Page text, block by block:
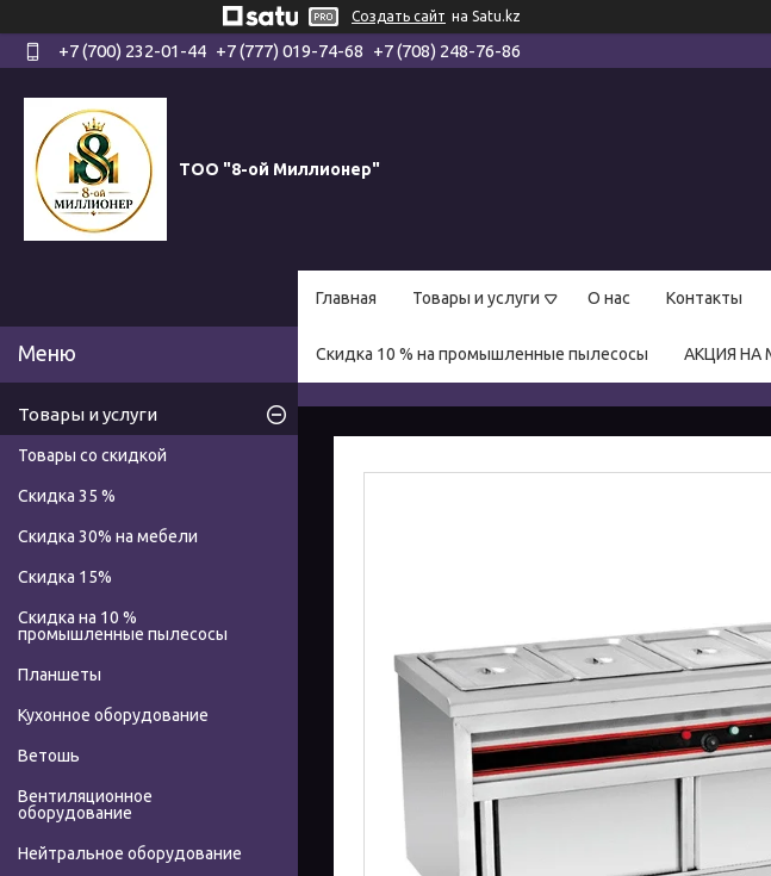
Создать сайт на Satu.kz
+7 (700) 232-01-44 +7 (777) 019-74-68 +7 (708) 248-76-86
ТОО "8-ой Миллионер"
Главная Товары и услуги О нас Контакты
Скидка 10 % на промышленные пылесосы АКЦИЯ НА
Товары и услуги
Товары со скидкой
Скидка 35 %
Скидка 30% на мебели
Скидка 15%
Скидка на 10 %
промышленные пылесосы
Планшеты
Кухонное оборудование
Ветошь
Вентиляционное
оборудование
Нейтральное оборудование